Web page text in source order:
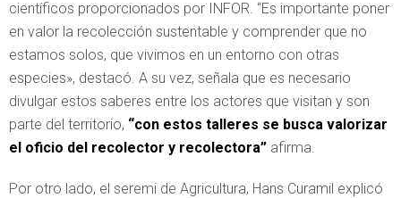
científicos proporcionados por INFOR. “Es importante poner
en valor la recolección sustentable y comprender que no
estamos solos, que vivimos en un entorno con otras
especies», destacó. A su vez, señala que es necesario
divulgar estos saberes entre los actores que visitan y son
parte del territorio, “con estos talleres se busca valorizar
el oficio del recolector y recolectora” afirma.
Por otro lado, el seremi de Agricultura, Hans Curamil explicó